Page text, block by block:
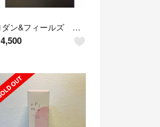
ロダン&フィールズ オーバーナイトクリーム➕目元用ジェル
4,500